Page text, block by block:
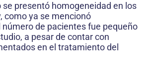
se presentó homogeneidad en los
como ya se mencionó
de pacientes fue pequeño
a pesar de contar con
en el tratamiento del